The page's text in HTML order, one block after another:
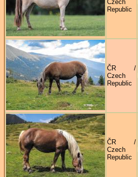
Czech
Republic
ČR /
Czech
Republic
ČR /
Czech
Republic